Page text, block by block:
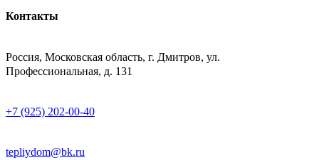
Контакты
Россия, Московская область, г. Дмитров, ул.
Профессиональная, д. 131
+7 (925) 202-00-40
tepliydom@bk.ru